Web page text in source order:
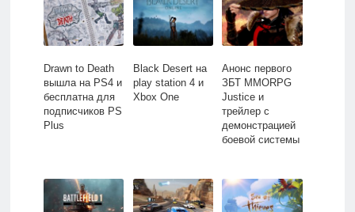
Drawn to Death
вышла на PS4 и
бесплатна для
подписчиков PS
Plus
Black Desert на
play station 4 и
Xbox One
Анонс первого
ЗБТ MMORPG
Justice и
трейлер с
демонстрацией
боевой системы